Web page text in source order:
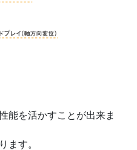
能を活かすことが出来ま
ます。